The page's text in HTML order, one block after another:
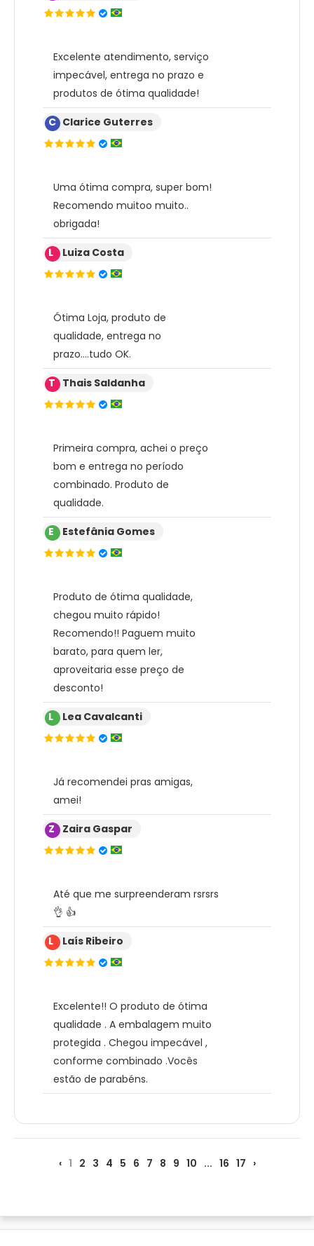
Excelente atendimento, serviço
impecável, entrega no prazo e
produtos de ótima qualidade!
C Clarice Guterres
Uma ótima compra, super bom!
Recomendo muitoo muito..
obrigada!
L Luiza Costa
Ótima Loja, produto de
qualidade, entrega no
prazo....tudo OK.
T Thais Saldanha
Primeira compra, achei o preço
bom e entrega no período
combinado. Produto de
qualidade.
E Estefânia Gomes
Produto de ótima qualidade,
chegou muito rápido!
Recomendo!! Paguem muito
barato, para quem ler,
aproveitaria esse preço de
desconto!
L Lea Cavalcanti
Já recomendei pras amigas,
amei!
Z Zaira Gaspar
Até que me surpreenderam rsrsrs
👌 👍
L Laís Ribeiro
Excelente!! O produto de ótima
qualidade . A embalagem muito
protegida . Chegou impecável ,
conforme combinado .Vocês
estão de parabéns.
‹ 1 2 3 4 5 6 7 8 9 10 ... 16 17 ›